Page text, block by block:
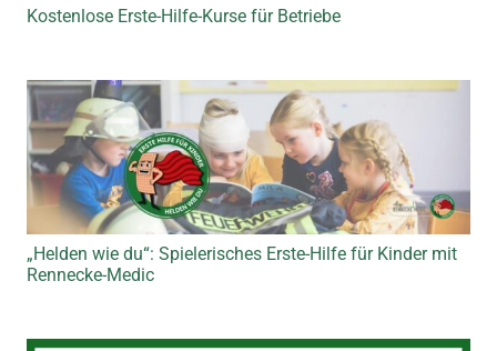
Kostenlose Erste-Hilfe-Kurse für Betriebe
„Helden wie du“: Spielerisches Erste-Hilfe für Kinder mit
Rennecke-Medic